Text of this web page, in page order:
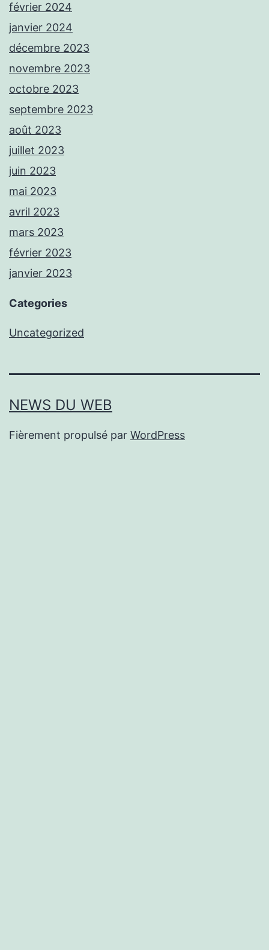
février 2024
janvier 2024
décembre 2023
novembre 2023
octobre 2023
septembre 2023
août 2023
juillet 2023
juin 2023
mai 2023
avril 2023
mars 2023
février 2023
janvier 2023
Categories
Uncategorized
NEWS DU WEB
Fièrement propulsé par WordPress